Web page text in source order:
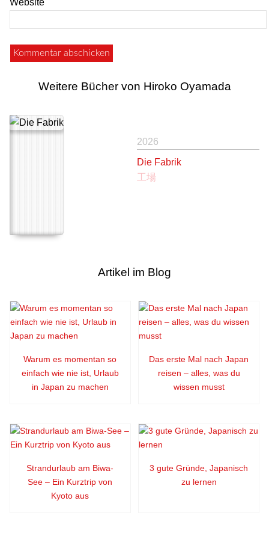
Website
Weitere Bücher von Hiroko Oyamada
2026
Die Fabrik
工場
Artikel im Blog
Warum es momentan so
einfach wie nie ist, Urlaub
in Japan zu machen
Das erste Mal nach Japan
reisen – alles, was du
wissen musst
Strandurlaub am Biwa-
See – Ein Kurztrip von
Kyoto aus
3 gute Gründe, Japanisch
zu lernen